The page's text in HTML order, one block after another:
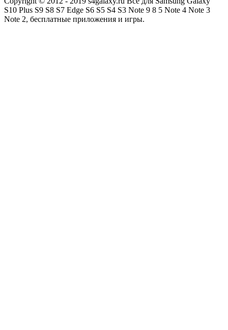
S10 Plus S9 S8 S7 Edge S6 S5 S4 S3 Note 9 8 5 Note 4 Note 3
Note 2, бесплатные приложения и игры.